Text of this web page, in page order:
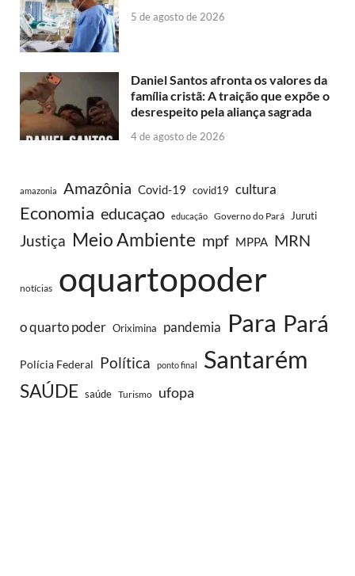
5 de agosto de 2026
Daniel Santos afronta os valores da
família cristã: A traição que expõe o
desrespeito pela aliança sagrada
4 de agosto de 2026
amazonia Amazônia Covid-19 covid19 cultura
Economia educaçao educação Governo do Pará Juruti
Justiça Meio Ambiente mpf MPPA MRN
notícias oquartopoder
o quarto poder Oriximina pandemia Para Pará
Polícia Federal Política ponto final Santarém
SAÚDE saúde Turismo ufopa